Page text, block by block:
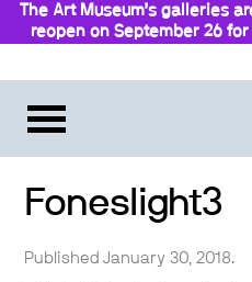
The Art Museum’s galleries
reopen on September 26
Foneslight3
Published January 30, 2018.